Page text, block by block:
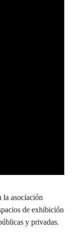
la asociación
de exhibición
y privadas.